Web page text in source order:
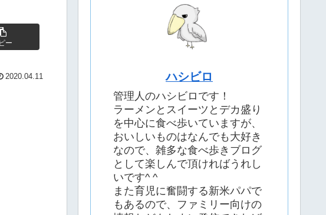
ー
2020.04.11 ハシビロ
管理人のハシビロです！
ラーメンとスイーツとデカ盛り
を中心に食べ歩いていますが、
おいしいものはなんでも大好き
なので、雑多な食べ歩きブログ
として楽しんで頂ければうれし
いです^ ^
また育児に奮闘する新米パパで
もあるので、ファミリー向けの